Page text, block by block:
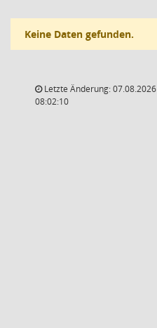
Keine Daten gefunden.
Letzte Änderung: 07.08.2026
08:02:10